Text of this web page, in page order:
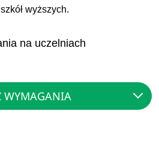
wyższych.
na uczelniach
WYMAGANIA